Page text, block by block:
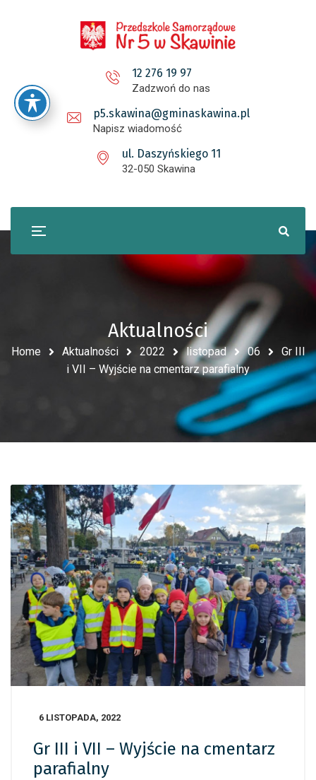
12 276 19 97
Zadzwoń do nas
p5.skawina@gminaskawina.pl
Napisz wiadomość
ul. Daszyńskiego 11
32-050 Skawina
Aktualności
Home Aktualności 2022 listopad 06
Gr III
i VII – Wyjście na cmentarz parafialny
6 LISTOPADA, 2022
Gr III i VII – Wyjście na cmentarz
parafialny